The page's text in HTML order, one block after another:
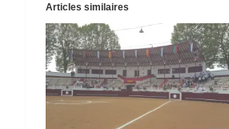
Articles similaires